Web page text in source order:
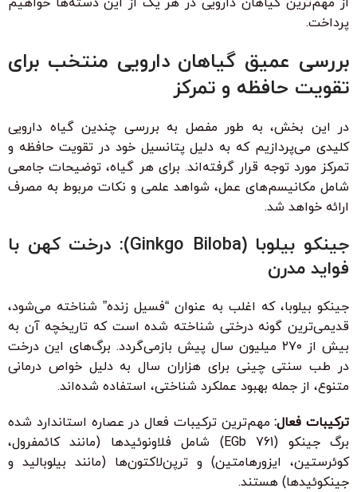
پرداخت.
بررسی عمیق گیاهان دارویی منتخب برای
تقویت حافظه و تمرکز
در این بخش، به طور مفصل به بررسی چندین گیاه دارویی
کلیدی می‌پردازیم که به دلیل پتانسیل خود در تقویت حافظه و
تمرکز مورد توجه قرار گرفته‌اند. برای هر گیاه، توضیحات جامعی
شامل مکانیسم‌های عمل، شواهد علمی و نکات مربوط به مصرف
ارائه خواهد شد.
جینکو بیلوبا (Ginkgo Biloba): درخت کهن با
فواید مدرن
جینکو بیلوبا، که اغلب به عنوان “فسیل زنده” شناخته می‌شود،
قدیمی‌ترین گونه درختی شناخته شده است که تاریخچه آن به
بیش از ۲۷۰ میلیون سال پیش بازمی‌گردد. برگ‌های این درخت
در طب سنتی چینی برای هزاران سال به دلیل خواص درمانی
متنوع، از جمله بهبود عملکرد شناختی، استفاده شده‌اند.
ترکیبات فعال:مهم‌ترین ترکیبات فعال در عصاره استاندارد شده
برگ جینکو (EGb 761) شامل فلاونوئیدها (مانند کائمفرول،
کوئرستین، ایزورهامتین) و ترپن‌لاکتون‌ها (مانند بیلوبالید و
جینکوئیدها) هستند.